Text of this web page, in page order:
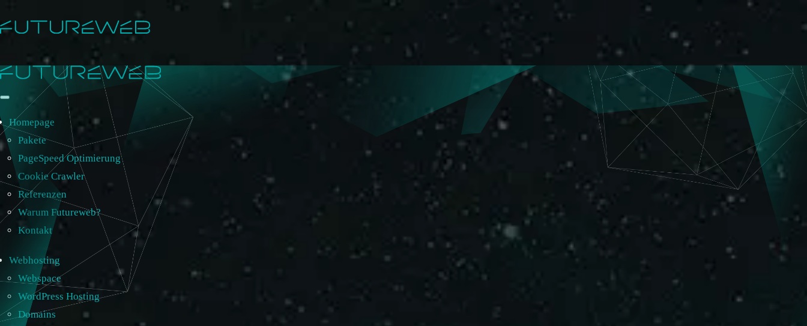
Homepage
Pakete
PageSpeed Optimierung
Cookie Crawler
Referenzen
Warum Futureweb?
Kontakt
Webhosting
Webspace
WordPress Hosting
Domains